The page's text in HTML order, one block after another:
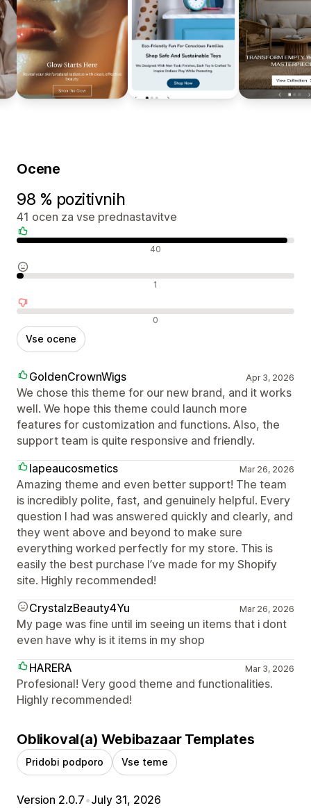
Ocene
98 % pozitivnih
41 ocen za vse prednastavitve
40
1
0
Vse ocene
GoldenCrownWigs Apr 3, 2026
We chose this theme for our new brand, and it works
well. We hope this theme could launch more
features for customization and functions. Also, the
support team is quite responsive and friendly.
lapeaucosmetics
Mar 26, 2026
Amazing theme and even better support! The team
is incredibly polite, fast, and genuinely helpful. Every
question I had was answered quickly and clearly, and
they went above and beyond to make sure
everything worked perfectly for my store. This is
easily the best purchase I’ve made for my Shopify
site. Highly recommended!
CrystalzBeauty4Yu
Mar 26, 2026
My page was fine until im seeing un items that i dont
even have why is it items in my shop
HARERA
Mar 3, 2026
Profesional! Very good theme and functionalities.
Highly recommended!
Oblikoval(a) Webibazaar Templates
Pridobi podporo Vse teme
Version 2.0.7•July 31, 2026